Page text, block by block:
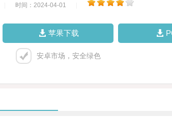
时间：2024-04-01
苹果下载
安卓市场，安全绿色